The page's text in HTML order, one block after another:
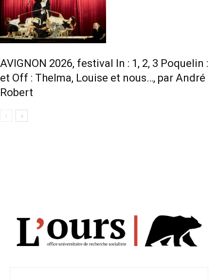
AVIGNON 2026, festival In : 1, 2, 3 Poquelin :
et Off : Thelma, Louise et nous…, par André
Robert